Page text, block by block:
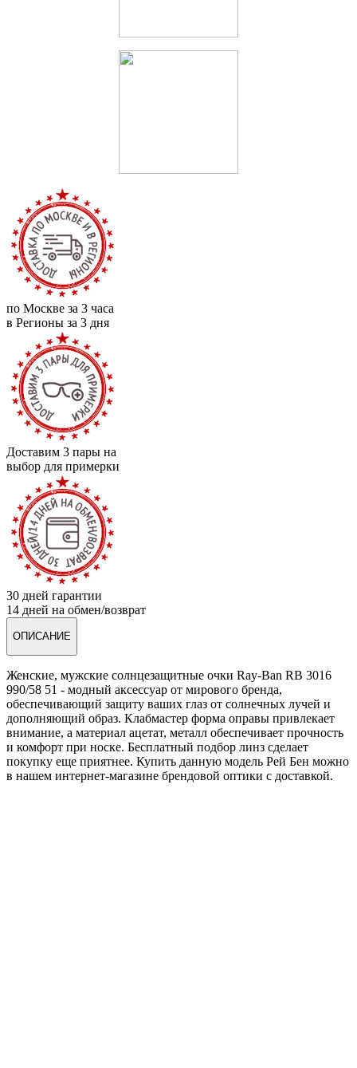
по Москве за 3 часа
в Регионы за 3 дня
Доставим 3 пары на
выбор для примерки
30 дней гарантии
14 дней на обмен/возврат
ОПИСАНИЕ
Женские, мужские солнцезащитные очки Ray-Ban RB 3016
990/58 51 - модный аксессуар от мирового бренда,
обеспечивающий защиту ваших глаз от солнечных лучей и
дополняющий образ. Клабмастер форма оправы привлекает
внимание, а материал ацетат, металл обеспечивает прочность
и комфорт при носке. Бесплатный подбор линз сделает
покупку еще приятнее. Купить данную модель Рей Бен можно
в нашем интернет-магазине брендовой оптики с доставкой.